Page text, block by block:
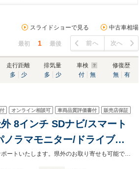
スライドショーで見る 中古車相場
最初 1 最後 前へ 次へ
走行距離
多
少
排気量
多
少
車検
付
無
修復歴
無
有
オンライン相談可 車両品質評価書付 販売店保証
8インチ SDナビ/スマート
ラマモニター/ドライブレ
お客様が安心してカーライフをお楽しみいただけるよう社員一同心を込めてサポートいたします。県外のお取り寄せも可能です！是非お気軽にご相談ください。